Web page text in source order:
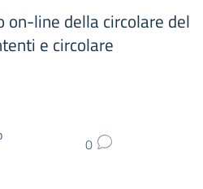
on-line della circolare del
e circolare
0